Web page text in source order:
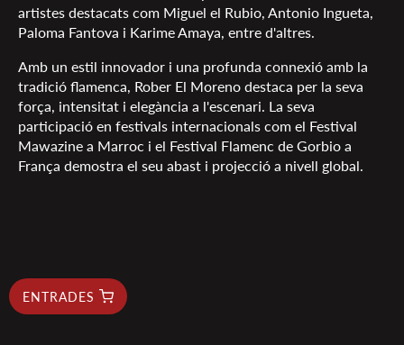
artistes destacats com Miguel el Rubio, Antonio Ingueta,
Paloma Fantova i Karime Amaya, entre d'altres.
Amb un estil innovador i una profunda connexió amb la
tradició flamenca, Rober El Moreno destaca per la seva
força, intensitat i elegància a l'escenari. La seva
participació en festivals internacionals com el Festival
Mawazine a Marroc i el Festival Flamenc de Gorbio a
França demostra el seu abast i projecció a nivell global.
ENTRADES